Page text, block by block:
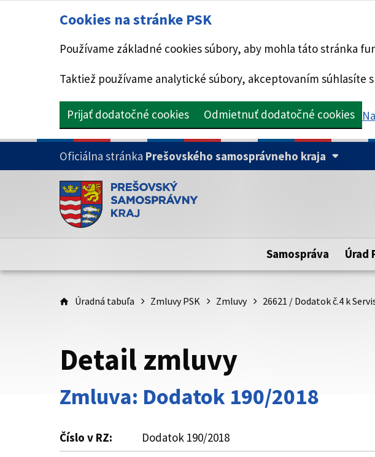
Cookies na stránke PSK
Používame základné cookies súbory, aby mohla táto stránka
Taktiež používame analytické súbory, akceptovaním súhlasíte
Prijať dodatočné cookies Odmietnuť dodatočné cookies
PRESKOČIŤ NA HLAVNÝ OBSAH
Oficiálna stránka Prešovského samosprávneho kraja
Doména psk.sk je oficiálna
Toto je oficiálna webová stránka Prešovského samosprávneho
Samospráva Úrad
Úradná tabuľa Zmluvy PSK Zmluvy 26621 / Dodatok č.4 k
Detail zmluvy
Zmluva: Dodatok 190/2018
Číslo v RZ:
Dodatok 190/2018